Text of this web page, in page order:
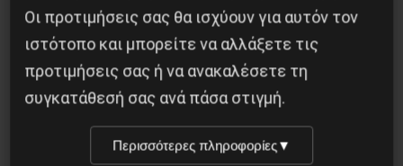
O αγώνας συνεχίζεται σε τοπικό και κεντρικό
επίπεδο, για για την ικανοποίηση των δίκαιων
αιτημάτων της εργατικής τάξης και του λαού,
για την επαναστατική νίκη της εργατικής τάξης
στην ιστορική αναμέτρηση που έρχεται.
Οι προτιμήσεις σας θα ισχύουν για αυτόν τον
ιστότοπο και μπορείτε να αλλάξετε τις
προτιμήσεις σας ή να ανακαλέσετε τη
συγκατάθεσή σας ανά πάσα στιγμή.
Περισσότερες πληροφορίες▼